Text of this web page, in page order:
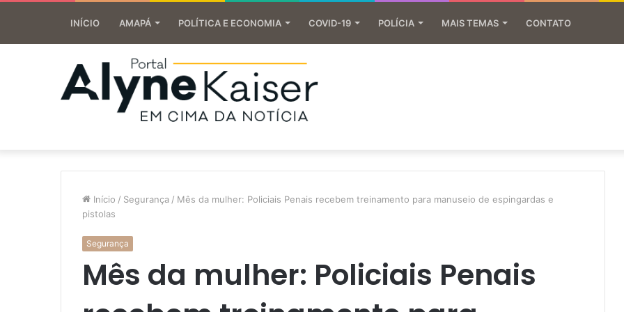
INÍCIO AMAPÁ POLÍTICA E ECONOMIA COVID-19 POLÍCIA MAIS TEMAS CONTATO
Início / Segurança / Mês da mulher: Policiais Penais recebem treinamento para manuseio de espingardas e
pistolas
Segurança
Mês da mulher: Policiais Penais